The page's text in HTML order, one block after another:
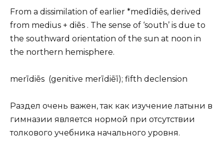
From a dissimilation of earlier *medīdiēs, derived
from medius + diēs . The sense of ‘south’ is due to
the southward orientation of the sun at noon in
the northern hemisphere.
merīdiēs (genitive merīdiēī); fifth declension
Раздел очень важен, так как изучение латыни в
гимназии является нормой при отсутствии
толкового учебника начального уровня.